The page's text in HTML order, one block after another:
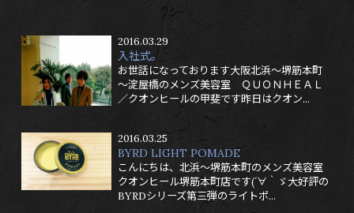
2016.03.29
入社式。
お世話になっております大阪北浜～堺筋本町
～淀屋橋のメンズ美容室 ＱＵＯＮＨＥＡＬ
／クオンヒールの甲斐です昨日はクオン...
2016.03.25
BYRD LIGHT POMADE
こんにちは、北浜～堺筋本町のメンズ美容室
クオンヒール堺筋本町店です(´∀｀ゞ大好評の
BYRDシリーズ第三弾のライトポ...
a